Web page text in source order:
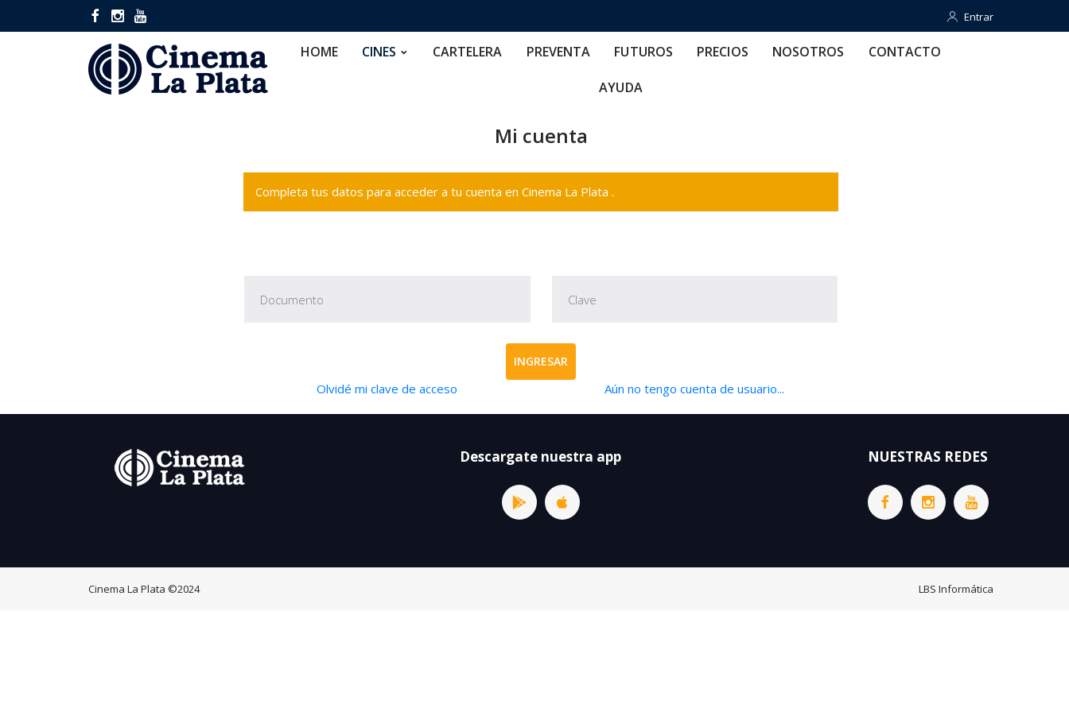
Entrar
Entrar
HOME CINES CARTELERA PREVENTA FUTUROS PRECIOS NOSOTROS CONTACTO
AYUDA
Mi cuenta
Completa tus datos para acceder a tu cuenta en Cinema La Plata .
INGRESAR
Olvidé mi clave de acceso Aún no tengo cuenta de usuario...
Descargate nuestra app NUESTRAS REDES
Cinema La Plata ©2024 LBS Informática